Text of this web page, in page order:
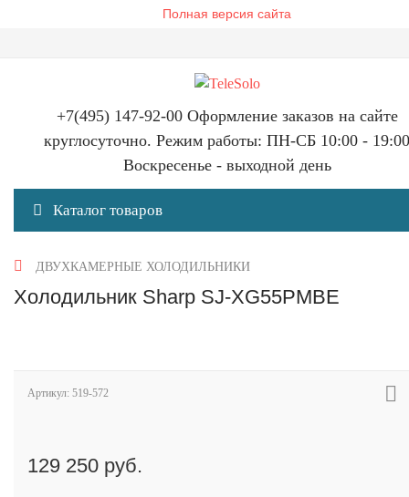
Полная версия сайта
+7(495) 147-92-00 Оформление заказов на сайте
круглосуточно. Режим работы: ПН-СБ 10:00 - 19:00
Воскресенье - выходной день
Каталог товаров
ДВУХКАМЕРНЫЕ ХОЛОДИЛЬНИКИ
Холодильник Sharp SJ-XG55PMBE
Артикул: 519-572
129 250 руб.